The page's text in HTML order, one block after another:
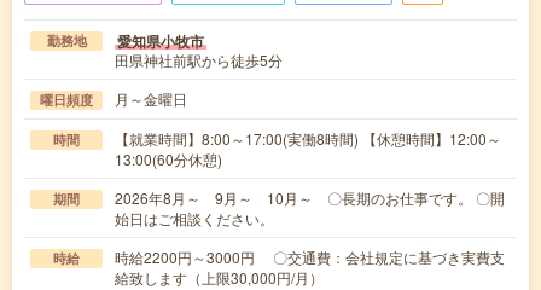
勤務地 愛知県小牧市
田県神社前駅から徒歩5分
曜日頻度 月～金曜日
時間
【就業時間】8:00～17:00(実働8時間) 【休憩時間】12:00～
13:00(60分休憩)
期間
2026年8月～ 9月～ 10月～ 〇長期のお仕事です。 〇開
始日はご相談ください。
時給
時給2200円～3000円 〇交通費：会社規定に基づき実費支
給致します（上限30,000円/月）